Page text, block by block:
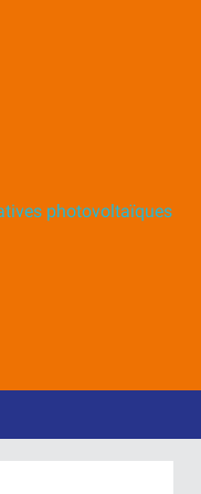
photovoltaïques